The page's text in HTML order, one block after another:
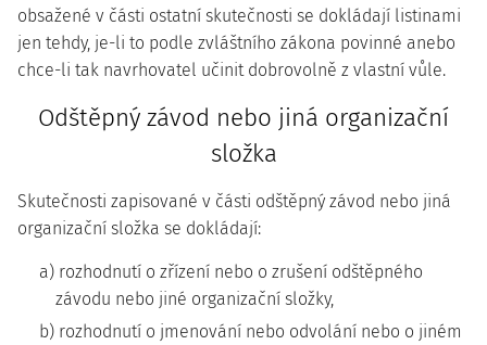
obsažené v části ostatní skutečnosti se dokládají listinami
jen tehdy, je-li to podle zvláštního zákona povinné anebo
chce-li tak navrhovatel učinit dobrovolně z vlastní vůle.
Odštěpný závod nebo jiná organizační
složka
Skutečnosti zapisované v části odštěpný závod nebo jiná
organizační složka se dokládají:
a) rozhodnutí o zřízení nebo o zrušení odštěpného
závodu nebo jiné organizační složky,
b) rozhodnutí o jmenování nebo odvolání nebo o jiném